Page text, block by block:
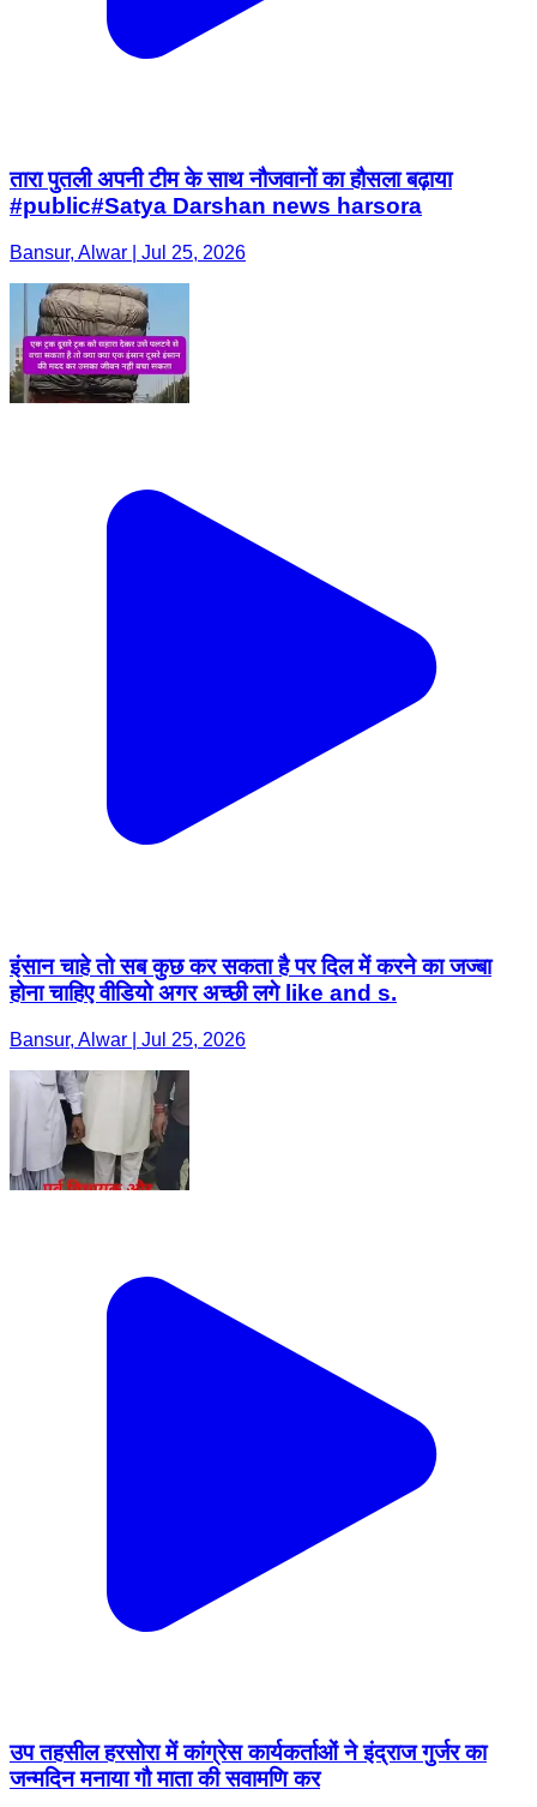
तारा पुतली अपनी टीम के साथ नौजवानों का हौसला बढ़ाया
#public#Satya Darshan news harsora
Bansur, Alwar | Jul 25, 2026
इंसान चाहे तो सब कुछ कर सकता है पर दिल में करने का जज्बा
होना चाहिए वीडियो अगर अच्छी लगे like and s.
Bansur, Alwar | Jul 25, 2026
उप तहसील हरसोरा में कांग्रेस कार्यकर्ताओं ने इंद्राज गुर्जर का
जन्मदिन मनाया गौ माता की सवामणि कर